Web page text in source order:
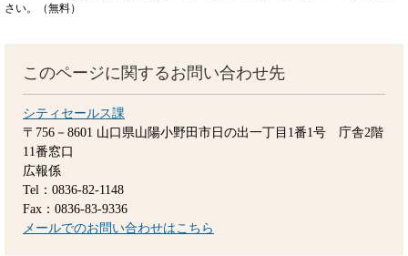
さい。（無料）
このページに関するお問い合わせ先
シティセールス課
〒756－8601 山口県山陽小野田市日の出一丁目1番1号 庁舎2階
11番窓口
広報係
Tel：0836-82-1148
Fax：0836-83-9336
メールでのお問い合わせはこちら